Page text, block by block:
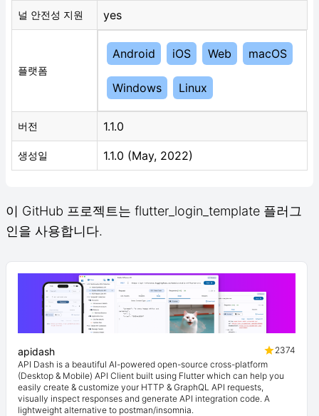
널 안전성 지원 yes
플랫폼
Android iOS Web macOS
Windows Linux
버전 1.1.0
생성일 1.1.0 (May, 2022)
이 GitHub 프로젝트는 flutter_login_template 플러그
인을 사용합니다.
apidash
2374
API Dash is a beautiful AI-powered open-source cross-platform
(Desktop & Mobile) API Client built using Flutter which can help you
easily create & customize your HTTP & GraphQL API requests,
visually inspect responses and generate API integration code. A
lightweight alternative to postman/insomnia.